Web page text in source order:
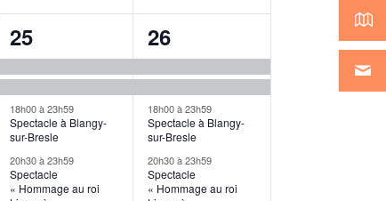
4
évènements,
25
18h00à23h59
Spectacle à Blangy-
sur-Bresle
20h30à23h59
Spectacle
« Hommage au roi
5
évènements,
26
18h00à23h59
Spectacle à Blangy-
sur-Bresle
20h30à23h59
Spectacle
« Hommage au roi